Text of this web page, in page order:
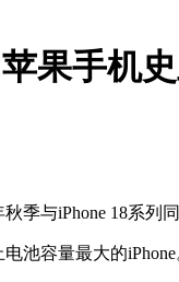
果手机
与iPhone 18系列
容量最大的iPhone